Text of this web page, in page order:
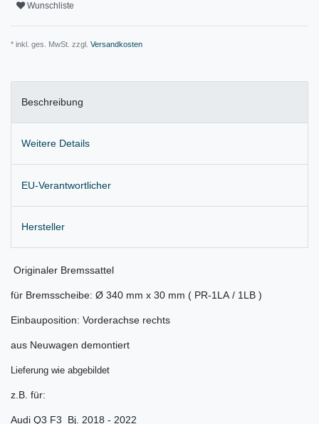
Wunschliste
* inkl. ges. MwSt. zzgl. Versandkosten
Beschreibung
Weitere Details
EU-Verantwortlicher
Hersteller
Originaler Bremssattel
für Bremsscheibe: Ø 340 mm x 30 mm ( PR-1LA / 1LB )
Einbauposition: Vorderachse rechts
aus Neuwagen demontiert
Lieferung wie abgebildet
z.B. für:
Audi Q3 F3 Bj. 2018 - 2022